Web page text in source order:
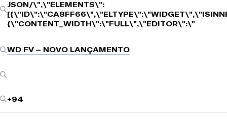
JSON/\",\"ELEMENTS\":
{\"CONTENT_WIDTH\":\"FULL\",\"EDITOR\":\"
WD FV – NOVO LANÇAMENTO
+94